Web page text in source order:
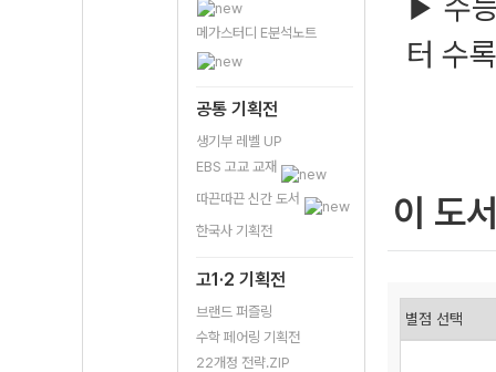
메가스터디 E분석노트
공통 기획전
생기부 레벨 UP
EBS 고교 교재
따끈따끈 신간 도서
한국사 기획전
고1·2 기획전
브랜드 퍼즐링
수학 페어링 기획전
22개정 전략.ZIP
▶ 수
터 수록
이 도